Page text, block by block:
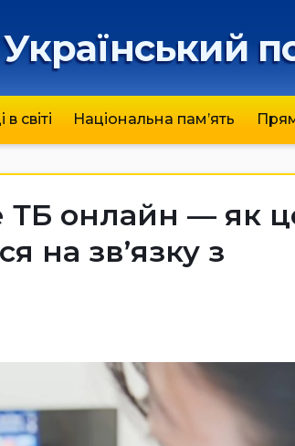
Український
світі Національна пам’ять
ТБ онлайн — як
на зв’язку з